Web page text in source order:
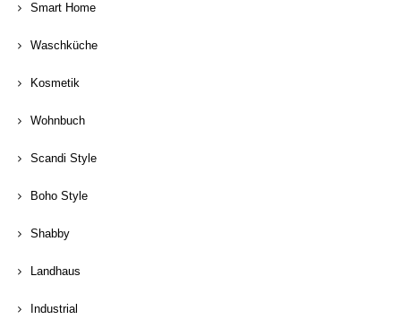
Smart Home
Waschküche
Kosmetik
Wohnbuch
Scandi Style
Boho Style
Shabby
Landhaus
Industrial